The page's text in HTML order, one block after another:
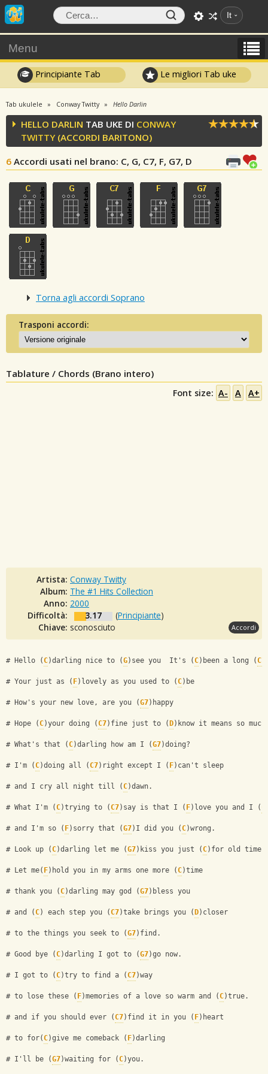
It
Menu
Principiante Tab Le migliori Tab uke
Tab ukulele Conway Twitty Hello Darlin
HELLO DARLIN TAB UKE DI CONWAY
TWITTY (ACCORDI BARITONO)
6 Accordi usati nel brano: C, G, C7, F, G7, D
Torna agli accordi Soprano
Trasponi accordi:
Tablature / Chords (Brano intero)
Font size: A- A A+
Artista: Conway Twitty
Album: The #1 Hits Collection
Anno: 2000
Difficoltà:
3.17 (Principiante)
Chiave: sconosciuto Accordi
# Hello ( C)darling nice to (G)see you  It's ( C)been a long ( C7
# Your just as ( F)lovely as you used to ( C)be
# How's your new love, are you (G7)happy
# Hope ( C)your doing ( C7)fine just to ( D)know it means so
# What's that ( C)darling how am I (G7)doing?
# I'm ( C)doing all ( C7)right except I ( F)can't sleep
# and I cry all night till ( C)dawn.
# What I'm ( C)trying to ( C7)say is that I ( F)love you and I (
# and I'm so ( F)sorry that (G7)I did you ( C)wrong.
# Look up ( C)darling let me (G7)kiss you just ( C)for old
# Let me( F)hold you in my arms one more ( C)time
# thank you ( C)darling may god (G7)bless you
# and ( C) each step you ( C7)take brings you ( D)closer
# to the things you seek to (G7)find.
# Good bye ( C)darling I got to (G7)go now.
# I got to ( C)try to find a ( C7)way
# to lose these ( F)memories of a love so warm and ( C)true.
# and if you should ever ( C7)find it in you ( F)heart
# to for( C)give me comeback ( F)darling
# I'll be (G7)waiting for ( C)you.